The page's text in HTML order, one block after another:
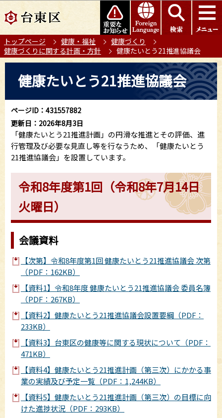
の
ー
ジ
このページの本文へ移動
トップページ 健康・福祉
健康づくり
健康づくりに関する計画・方針
健康たいとう21推進協議会
か
健康たいとう21推進協議会
ページID：431557882
更新日：2026年8月3日
「健康たいとう21推進計画」の円滑な推進とその評価、進
行管理及び必要な見直し等を行なうため、「健康たいとう
21推進協議会」を設置しています。
令和8年度第1回（令和8年7月14日
火曜日）
会議資料
【次第】令和8年度第1回 健康たいとう21推進協議会 次第
（PDF：162KB）
【資料1】令和8年度 健康たいとう21推進協議会 委員名簿
（PDF：267KB）
【資料2】健康たいとう21推進協議会設置要綱（PDF：
233KB）
【資料3】台東区の健康等に関する現状について（PDF：
471KB）
【資料4】健康たいとう21推進計画（第三次）にかかる事
業の実績及び予定一覧（PDF：1,244KB）
【資料5】健康たいとう21推進計画（第三次）の目標に向
けた進捗状況（PDF：293KB）